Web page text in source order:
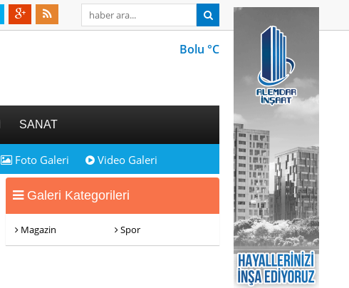
Bolu °C
SANAT
Foto Galeri Video Galeri
Galeri Kategorileri
Magazin Spor